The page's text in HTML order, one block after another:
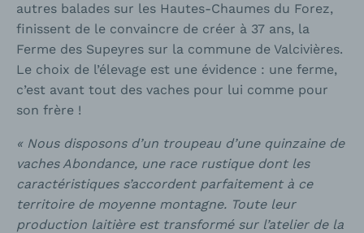
autres balades sur les Hautes-Chaumes du Forez,
finissent de le convaincre de créer à 37 ans, la
Ferme des Supeyres sur la commune de Valcivières.
Le choix de l’élevage est une évidence : une ferme,
c’est avant tout des vaches pour lui comme pour
son frère !
« Nous disposons d’un troupeau d’une quinzaine de
vaches Abondance, une race rustique dont les
caractéristiques s’accordent parfaitement à ce
territoire de moyenne montagne. Toute leur
production laitière est transformé sur l’atelier de la